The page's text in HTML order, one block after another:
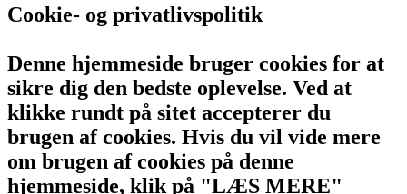
Cookie- og privatlivspolitik
Denne hjemmeside bruger cookies for at
sikre dig den bedste oplevelse. Ved at
klikke rundt på sitet accepterer du
brugen af cookies. Hvis du vil vide mere
om brugen af cookies på denne
hjemmeside, klik på "LÆS MERE"